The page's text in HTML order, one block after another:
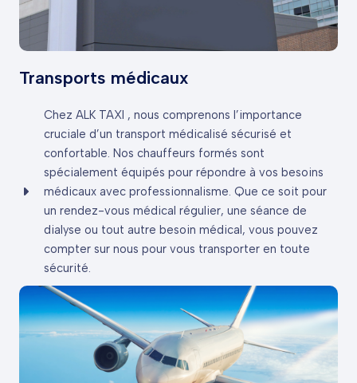
Transports médicaux
Chez ALK TAXI , nous comprenons l’importance
cruciale d’un transport médicalisé sécurisé et
confortable. Nos chauffeurs formés sont
spécialement équipés pour répondre à vos besoins
médicaux avec professionnalisme. Que ce soit pour
un rendez-vous médical régulier, une séance de
dialyse ou tout autre besoin médical, vous pouvez
compter sur nous pour vous transporter en toute
sécurité.